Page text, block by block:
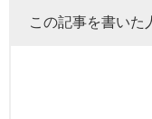
この記事を書いた